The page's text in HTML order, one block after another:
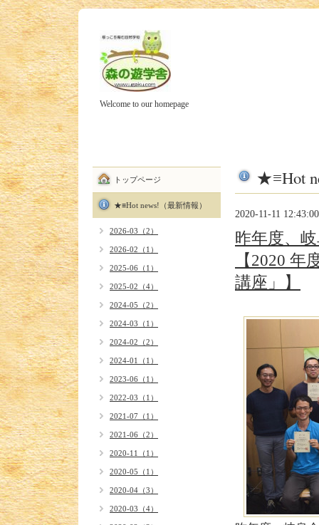
Welcome to our homepage
★≡Hot
2020-11-11 12:43:00
昨年度、
【2020
講座」】
トップページ
★≡Hot news!（最新情報）
2026-03（2）
2026-02（1）
2025-06（1）
2025-02（4）
2024-05（2）
2024-03（1）
2024-02（2）
2024-01（1）
2023-06（1）
2022-03（1）
2021-07（1）
2021-06（2）
2020-11（1）
2020-05（1）
2020-04（3）
2020-03（4）